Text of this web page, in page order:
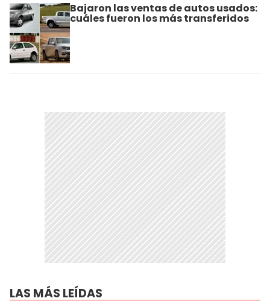
Bajaron las ventas de autos usados:
cuáles fueron los más transferidos
LAS MÁS LEÍDAS